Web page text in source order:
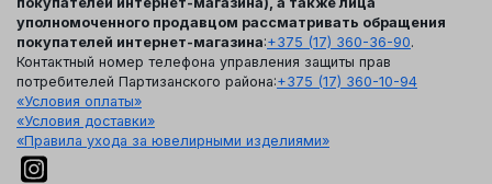
уполномоченного продавцом рассматривать обращения
покупателей интернет-магазина:+375 (17) 360-36-90.
Контактный номер телефона управления защиты прав
потребителей Партизанского района:+375 (17) 360-10-94
«Условия оплаты»
«Условия доставки»
«Правила ухода за ювелирными изделиями»